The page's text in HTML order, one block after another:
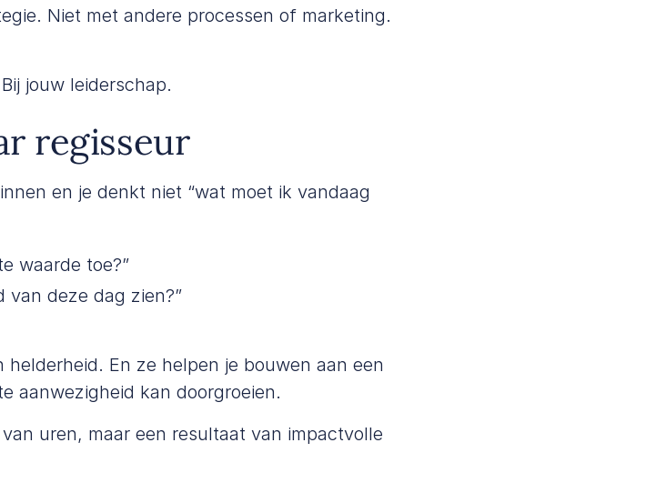
Niet met andere processen of marketing.
jouw leiderschap.
regisseur
en je denkt niet “wat moet ik vandaag
waarde toe?”
van deze dag zien?”
En ze helpen je bouwen aan een
aanwezigheid kan doorgroeien.
uren, maar een resultaat van impactvolle